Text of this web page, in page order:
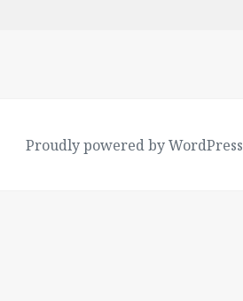
Proudly powered by WordPress